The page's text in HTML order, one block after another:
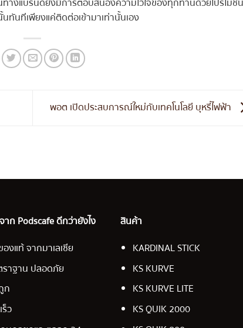
ทันทีเพียงแค่ติดต่อเข้ามาเท่านั้นเอง
พอต เปิดประสบการณ์ใหม่กับเทคโนโลยี บุหรี่ไฟฟ้า
ก Podscafe ดีกว่ายังไง
งแท้ จากมาเลเซีย
ราฐาน ปลอดภัย
ก
ว
สินค้า
KARDINAL STICK
KS KURVE
KS KURVE LITE
KS QUIK 2000